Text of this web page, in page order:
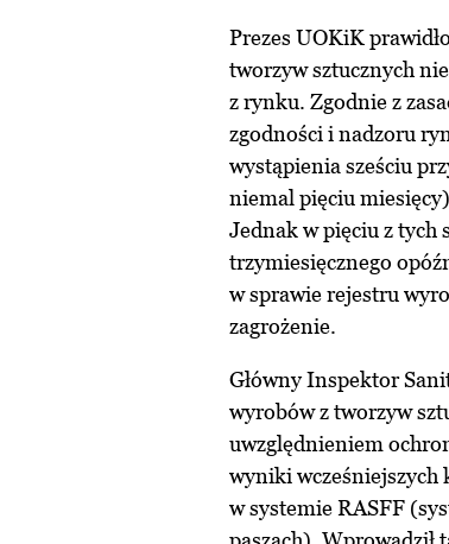
Prezes UOKiK
tworzyw sztucznych
z rynku. Zgodnie z
zgodności i nadzoru
wystąpienia sześciu
niemal pięciu
Jednak w pięciu z tych
trzymiesięcznego
w sprawie rejestru
zagrożenie.
Główny Inspektor
wyrobów z tworzyw
uwzględnieniem
wyniki
w systemie RASFF